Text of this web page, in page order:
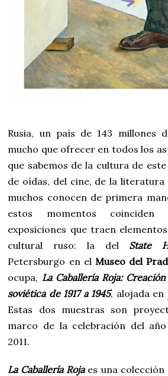
Rusia, un país de 143 millones
mucho que ofrecer en todos los
que sabemos de la cultura de
de oídas, del cine, de la literatura
muchos conocen de primera
estos momentos
exposiciones que traen
cultural ruso: la del State
Petersburgo en el Museo del
ocupa, La Caballería Roja:
soviética de 1917 a 1945, alojada en
Estas dos muestras son
marco de la celebración del año
2011.
La Caballería Rojaes una colección